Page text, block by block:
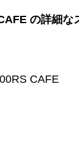
の詳細な
CAFE